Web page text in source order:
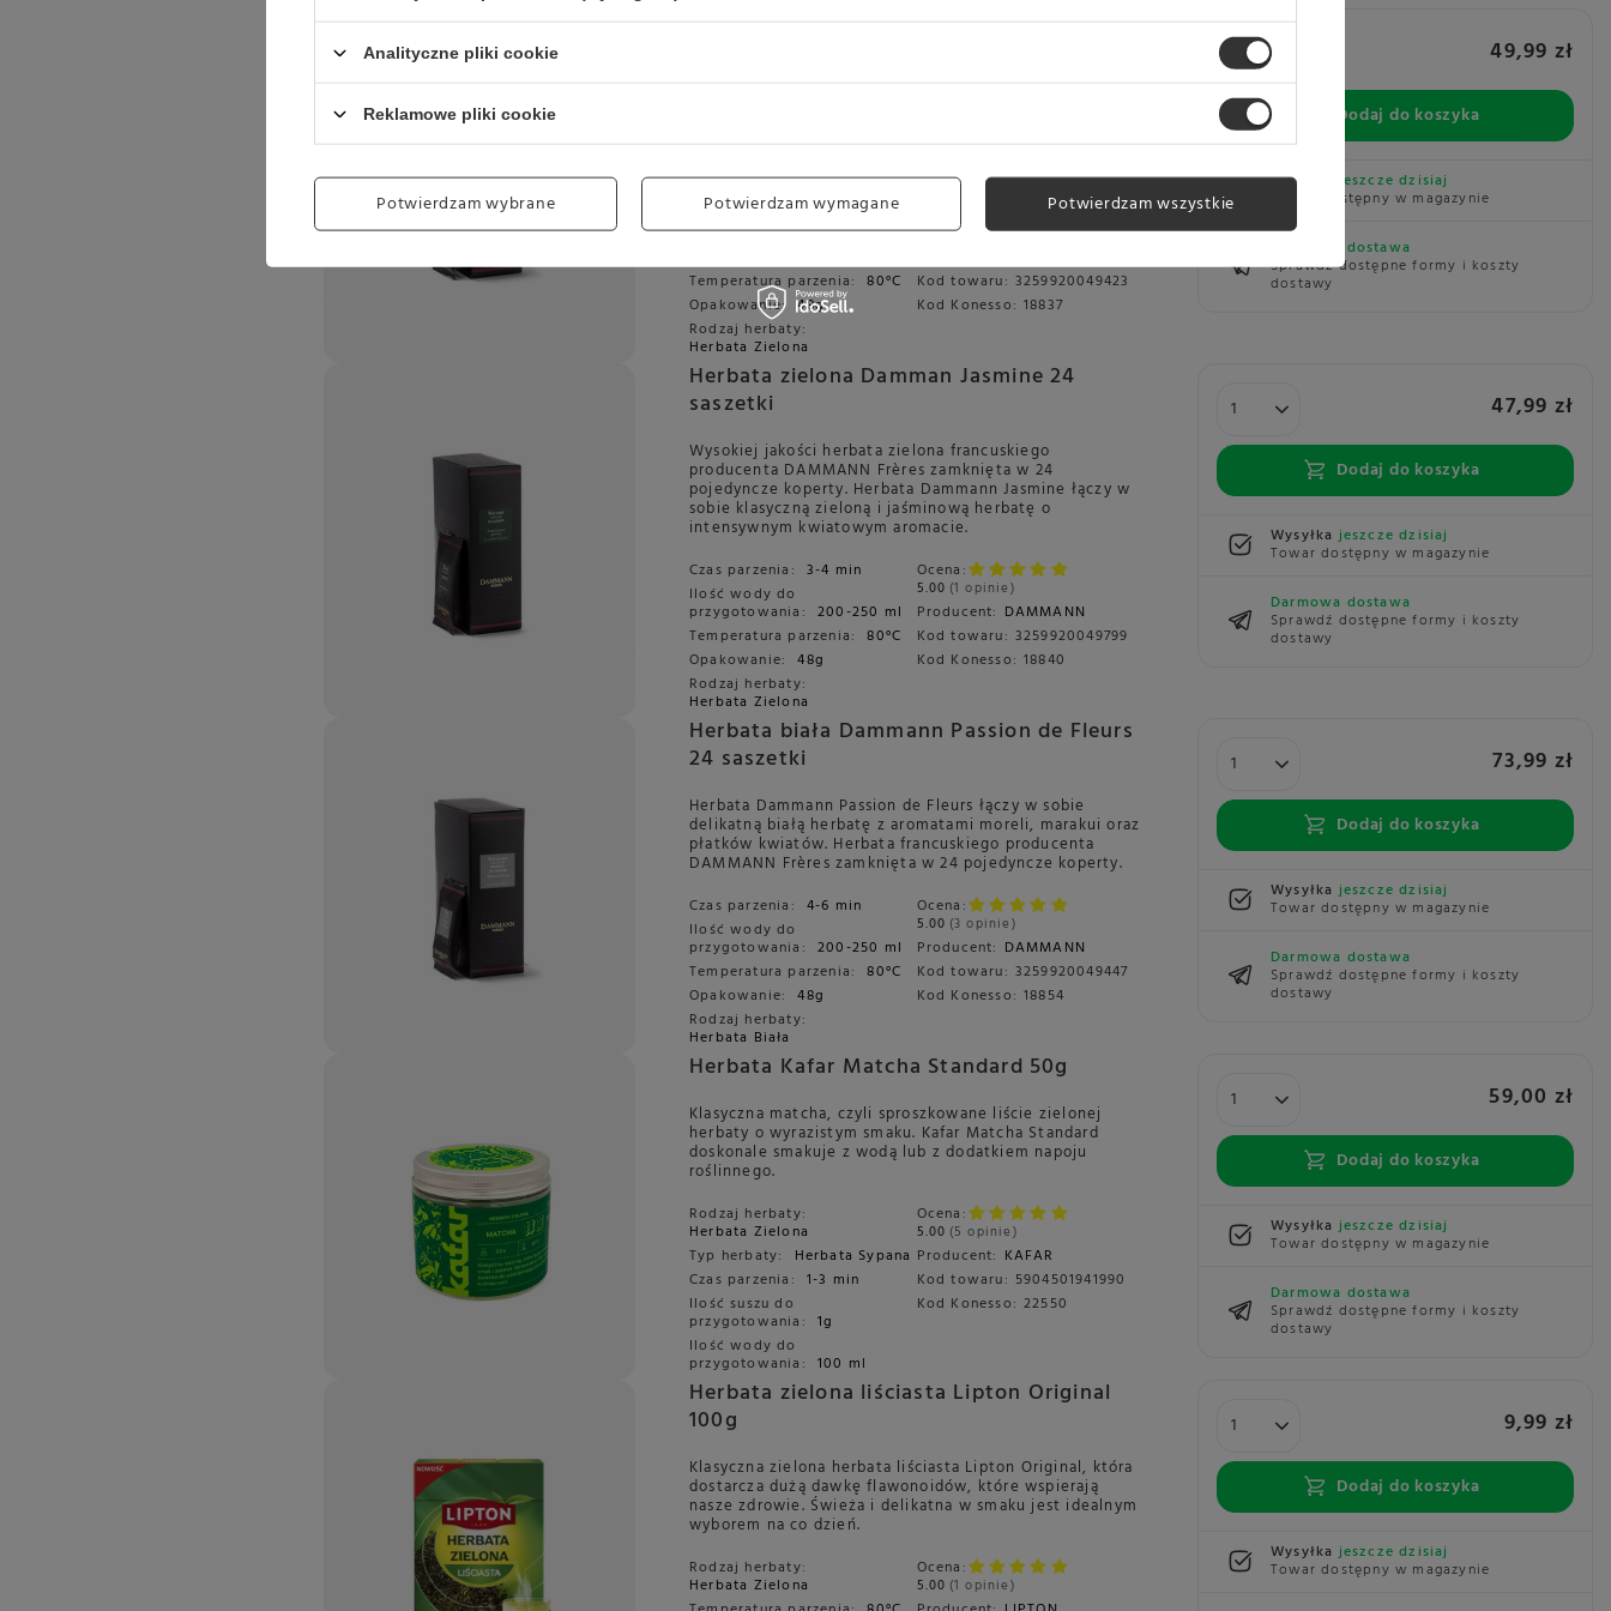
prozdrowotnych.
Czas parzenia: 3-4 min
Ilość wody do
Temperatura parzenia: 80°C
Opakowanie: 48g
Rodzaj herbaty:
Herbata Zielona
5.00 1 opinie
Kod towaru: 3259920049423
Kod Konesso: 18837
49,99 zł
Dodaj do koszyka
Wysyłka jeszcze dzisiaj
Towar dostępny w magazynie
Darmowa dostawa
Sprawdź dostępne formy i koszty
dostawy
Herbata zielona Damman Jasmine 24
saszetki
Wysokiej jakości herbata zielona francuskiego
producenta DAMMANN Frères zamknięta w 24
pojedyncze koperty. Herbata Dammann Jasmine łączy w
sobie klasyczną zieloną i jaśminową herbatę o
intensywnym kwiatowym aromacie.
Czas parzenia: 3-4 min
Ilość wody do
przygotowania: 200-250 ml
Temperatura parzenia: 80°C
Opakowanie: 48g
Rodzaj herbaty:
Herbata Zielona
Ocena:
5.00 1 opinie
Producent: DAMMANN
Kod towaru: 3259920049799
Kod Konesso: 18840
47,99 zł
Dodaj do koszyka
Wysyłkajeszcze dzisiaj
Towar dostępny w magazynie
Darmowa dostawa
Sprawdź dostępne formy i koszty
dostawy
Herbata biała Dammann Passion de Fleurs
24 saszetki
Herbata Dammann Passion de Fleurs łączy w sobie
delikatną białą herbatę z aromatami moreli, marakui oraz
płatków kwiatów. Herbata francuskiego producenta
DAMMANN Frères zamknięta w 24 pojedyncze koperty.
Czas parzenia: 4-6 min
Ilość wody do
przygotowania: 200-250 ml
Temperatura parzenia: 80°C
Opakowanie: 48g
Rodzaj herbaty:
Herbata Biała
Ocena:
5.00 3 opinie
Producent: DAMMANN
Kod towaru: 3259920049447
Kod Konesso: 18854
73,99 zł
Dodaj do koszyka
Wysyłkajeszcze dzisiaj
Towar dostępny w magazynie
Darmowa dostawa
Sprawdź dostępne formy i koszty
dostawy
Herbata Kafar Matcha Standard 50g
Klasyczna matcha, czyli sproszkowane liście zielonej
herbaty o wyrazistym smaku. Kafar Matcha Standard
doskonale smakuje z wodą lub z dodatkiem napoju
roślinnego.
Rodzaj herbaty:
Herbata Zielona
Typ herbaty:
Herbata Sypana
Czas parzenia: 1-3 min
Ilość suszu do
przygotowania: 1g
Ilość wody do
przygotowania: 100 ml
Ocena:
5.00 5 opinie
Producent: KAFAR
Kod towaru: 5904501941990
Kod Konesso: 22550
59,00 zł
Dodaj do koszyka
Wysyłkajeszcze dzisiaj
Towar dostępny w magazynie
Darmowa dostawa
Sprawdź dostępne formy i koszty
dostawy
Herbata zielona liściasta Lipton Original
100g
Klasyczna zielona herbata liściasta Lipton Original, która
dostarcza dużą dawkę flawonoidów, które wspierają
nasze zdrowie. Świeża i delikatna w smaku jest idealnym
wyborem na co dzień.
Rodzaj herbaty:
Herbata Zielona
Ocena:
5.00 1 opinie
9,99 zł
Dodaj do koszyka
Wysyłkajeszcze dzisiaj
Towar dostępny w magazynie
Analityczne pliki cookie
Reklamowe pliki cookie
Potwierdzam wybrane Potwierdzam wymagane Potwierdzam wszystkie